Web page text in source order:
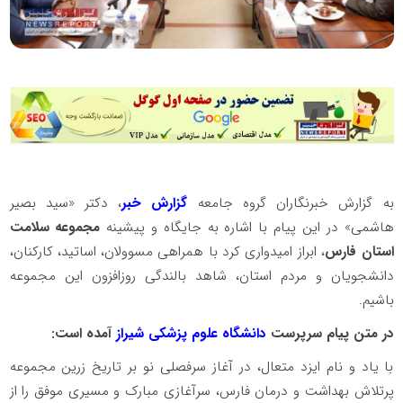
به گزارش خبرنگاران گروه جامعه گزارش خبر، دکتر «سید بصیر
هاشمی» در این پیام با اشاره به جایگاه و پیشینه مجموعه سلامت
استان فارس، ابراز امیدواری کرد با همراهی مسوولان، اساتید، کارکنان،
دانشجویان و مردم استان، شاهد بالندگی روزافزون این مجموعه
باشیم.
در متن پیام سرپرست دانشگاه علوم پزشکی شیراز آمده است:
با یاد و نام ایزد متعال، در آغاز سرفصلی نو بر تاریخ زرین مجموعه
پرتلاش بهداشت و درمان فارس، سرآغازی مبارک و مسیری موفق را از